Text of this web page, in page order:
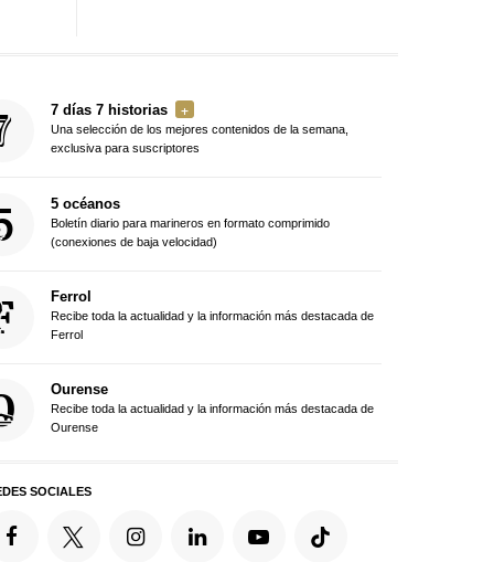
7 días 7 historias
Una selección de los mejores contenidos de la semana,
exclusiva para suscriptores
5 océanos
Boletín diario para marineros en formato comprimido
(conexiones de baja velocidad)
Ferrol
Recibe toda la actualidad y la información más destacada de
Ferrol
Ourense
Recibe toda la actualidad y la información más destacada de
Ourense
SOCIALES